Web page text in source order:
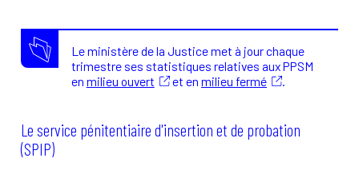
Le ministère de la Justice met à jour chaque
trimestre ses statistiques relatives aux PPSM
en milieu ouvert et en milieu fermé .
Le service pénitentiaire d'insertion et de probation
(SPIP)